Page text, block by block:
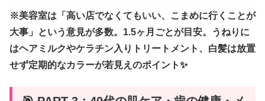
※美容室は「高い店でなくてもいい、こまめに行くことが
大事」という意見が多数。1.5ヶ月ごとが目安。うねりに
はヘアミルクやケラチン入りトリートメント、白髪は放置
せず定期的なカラーが若見えのポイント✨